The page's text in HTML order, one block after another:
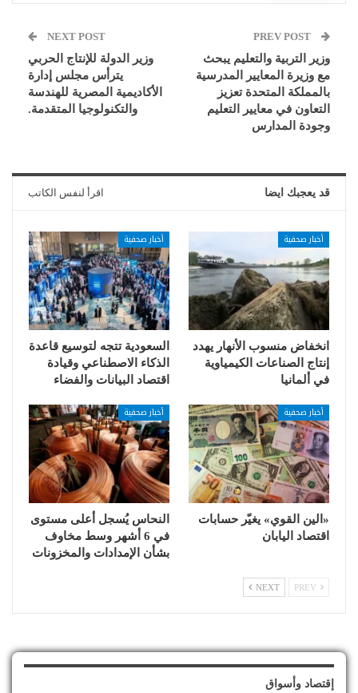
وزير التربية والتعليم يبحث
مع وزيرة المعايير المدرسية
بالمملكة المتحدة تعزيز
التعاون في معايير التعليم
وجودة المدارس
NEXT POST
وزير الدولة للإنتاج الحربي
يترأس مجلس إدارة
الأكاديمية المصرية للهندسة
والتكنولوجيا المتقدمة.
قد يعجبك ايضا اقرأ لنفس الكاتب
أخبار صحفية
انخفاض منسوب الأنهار يهدد
إنتاج الصناعات الكيمياوية
في ألمانيا
أخبار صحفية
السعودية تتجه لتوسيع قاعدة
الذكاء الاصطناعي وقيادة
اقتصاد البيانات والفضاء
أخبار صحفية
«الين القوي» يغيّر حسابات
اقتصاد اليابان
أخبار صحفية
النحاس يُسجل أعلى مستوى
في 6 أشهر وسط مخاوف
بشأن الإمدادات والمخزونات
NEXT
إقتصاد وأسواق